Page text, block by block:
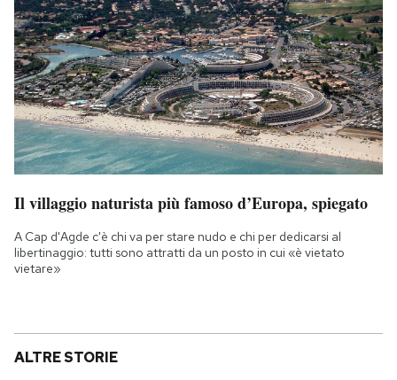
Il villaggio naturista più famoso d’Europa, spiegato
A Cap d'Agde c'è chi va per stare nudo e chi per dedicarsi al
libertinaggio: tutti sono attratti da un posto in cui «è vietato
vietare»
ALTRE STORIE